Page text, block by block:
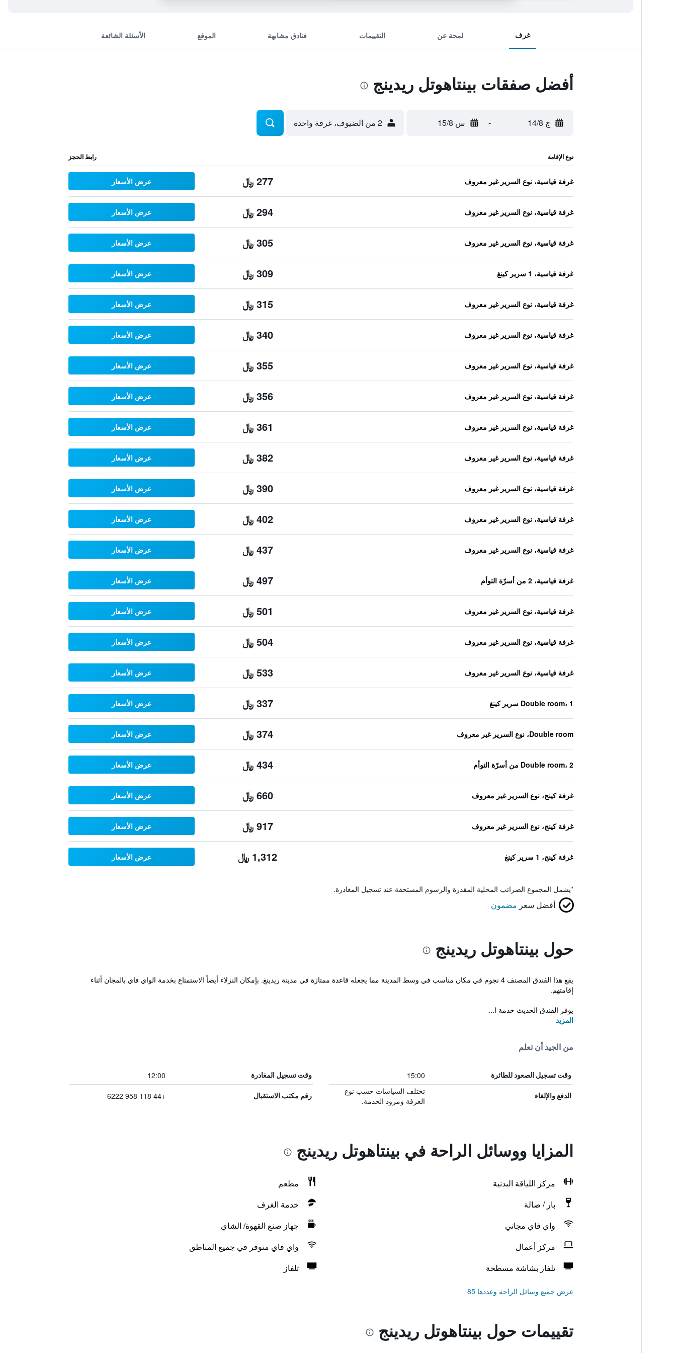
غرف لمحة عن التقييمات فنادق مشابهة الموقع الأسئلة الشائعة
أفضل صفقات بينتاهوتل ريدينج
ج 14/8 - س 15/8 2 من الضيوف، غرفة واحدة
نوع الإقامة رابط الحجز
غرفة قياسية، نوع السرير غير معروف 277 ﷼ عرض الأسعار
غرفة قياسية، نوع السرير غير معروف 294 ﷼ عرض الأسعار
غرفة قياسية، نوع السرير غير معروف 305 ﷼ عرض الأسعار
غرفة قياسية، 1 سرير كينغ 309 ﷼ عرض الأسعار
غرفة قياسية، نوع السرير غير معروف 315 ﷼ عرض الأسعار
غرفة قياسية، نوع السرير غير معروف 340 ﷼ عرض الأسعار
غرفة قياسية، نوع السرير غير معروف 355 ﷼ عرض الأسعار
غرفة قياسية، نوع السرير غير معروف 356 ﷼ عرض الأسعار
غرفة قياسية، نوع السرير غير معروف 361 ﷼ عرض الأسعار
غرفة قياسية، نوع السرير غير معروف 382 ﷼ عرض الأسعار
غرفة قياسية، نوع السرير غير معروف 390 ﷼ عرض الأسعار
غرفة قياسية، نوع السرير غير معروف 402 ﷼ عرض الأسعار
غرفة قياسية، نوع السرير غير معروف 437 ﷼ عرض الأسعار
غرفة قياسية، 2 من أسرّة التوأم 497 ﷼ عرض الأسعار
غرفة قياسية، نوع السرير غير معروف 501 ﷼ عرض الأسعار
غرفة قياسية، نوع السرير غير معروف 504 ﷼ عرض الأسعار
غرفة قياسية، نوع السرير غير معروف 533 ﷼ عرض الأسعار
Double room، 1 سرير كينغ 337 ﷼ عرض الأسعار
Double room، نوع السرير غير معروف 374 ﷼ عرض الأسعار
Double room، 2 من أسرّة التوأم 434 ﷼ عرض الأسعار
غرفة كينج، نوع السرير غير معروف 660 ﷼ عرض الأسعار
غرفة كينج، نوع السرير غير معروف 917 ﷼ عرض الأسعار
غرفة كينج، 1 سرير كينغ 1,312 ﷼ عرض الأسعار
*يشمل المجموع الضرائب المحلية المقدرة والرسوم المستحقة عند تسجيل المغادرة.
أفضل سعر مضمون
حول بينتاهوتل ريدينج
يقع هذا الفندق المصنف 4 نجوم في مكان مناسب في وسط المدينة مما يجعله قاعدة ممتازة في مدينة ريدينغ. بإمكان النزلاء أيضاً الاستمتاع بخدمة الواي فاي بالمجان أثناء
إقامتهم.
يوفر الفندق الحديث خدمة ا...
المزيد
من الجيد أن تعلم
وقت تسجيل الصعود للطائرة 15:00 وقت تسجيل المغادرة 12:00
الدفع والإلغاء
تختلف السياسات حسب نوع
الغرفة ومزود الخدمة.
رقم مكتب الاستقبال +44 118 958 6222
المزايا ووسائل الراحة في بينتاهوتل ريدينج
مركز اللياقة البدنية
مطعم
بار / صالة
خدمة الغرف
واي فاي مجاني
جهاز صنع القهوة/ الشاي
مركز أعمال
واي فاي متوفر في جميع المناطق
تلفاز بشاشة مسطحة
تلفاز
عرض جميع وسائل الراحة وعددها 85
تقييمات حول بينتاهوتل ريدينج